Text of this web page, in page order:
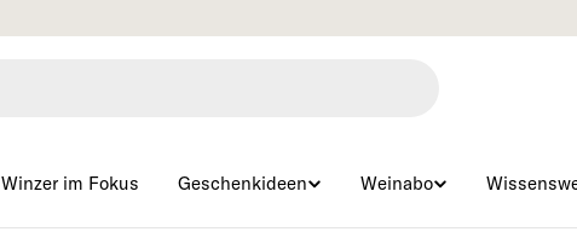
Winzer im Fokus Geschenkideen Weinabo